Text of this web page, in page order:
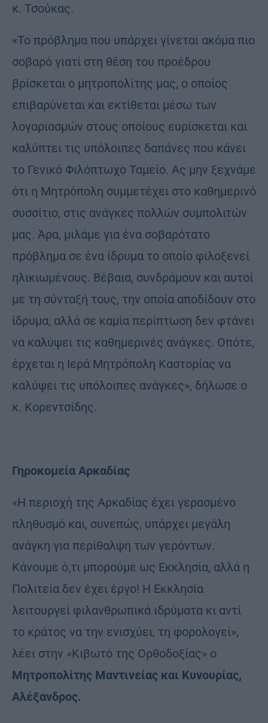
κ. Τσούκας.
«Το πρόβλημα που υπάρχει γίνεται ακόμα πιο
σοβαρό γιατί στη θέση του προέδρου
βρίσκεται ο μητροπολίτης μας, ο οποίος
επιβαρύνεται και εκτίθεται μέσω των
λογαριασμών στους οποίους ευρίσκεται και
καλύπτει τις υπόλοιπες δαπάνες που κάνει
το Γενικό Φιλόπτωχο Ταμείο. Ας μην ξεχνάμε
ότι η Μητρόπολη συμμετέχει στο καθημερινό
συσσίτιο, στις ανάγκες πολλών συμπολιτών
μας. Άρα, μιλάμε για ένα σοβαρότατο
πρόβλημα σε ένα ίδρυμα το οποίο φιλοξενεί
ηλικιωμένους. Βέβαια, συνδράμουν και αυτοί
με τη σύνταξή τους, την οποία αποδίδουν στο
ίδρυμα, αλλά σε καμία περίπτωση δεν φτάνει
να καλύψει τις καθημερινές ανάγκες. Οπότε,
έρχεται η Ιερά Μητρόπολη Καστορίας να
καλύψει τις υπόλοιπες ανάγκες», δήλωσε ο
κ. Κορεντσίδης.
Γηροκομεία Αρκαδίας
«Η περιοχή της Αρκαδίας έχει γερασμένο
πληθυσμό και, συνεπώς, υπάρχει μεγάλη
ανάγκη για περίθαλψη των γερόντων.
Κάνουμε ό,τι μπορούμε ως Εκκλησία, αλλά η
Πολιτεία δεν έχει έργο! Η Εκκλησία
λειτουργεί φιλανθρωπικά ιδρύματα κι αντί
το κράτος να την ενισχύει, τη φορολογεί»,
λέει στην «Κιβωτό της Ορθοδοξίας» ο
Μητροπολίτης Μαντινείας και Κυνουρίας,
Αλέξανδρος.